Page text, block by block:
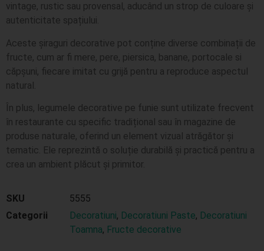
vintage, rustic sau provensal, aducând un strop de culoare și
autenticitate spațiului.
Aceste șiraguri decorative pot conține diverse combinații de
fructe, cum ar fi mere, pere, piersica, banane, portocale si
căpșuni, fiecare imitat cu grijă pentru a reproduce aspectul
natural.
În plus, legumele decorative pe funie sunt utilizate frecvent
în restaurante cu specific tradițional sau în magazine de
produse naturale, oferind un element vizual atrăgător și
tematic. Ele reprezintă o soluție durabilă și practică pentru a
crea un ambient plăcut și primitor.
SKU
5555
Categorii
Decoratiuni, Decoratiuni Paste, Decoratiuni
Toamna, Fructe decorative